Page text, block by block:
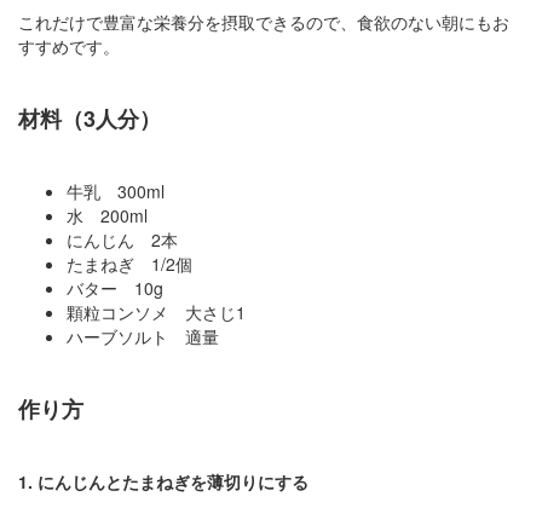
これだけで豊富な栄養分を摂取できるので、食欲のない朝にもお
すすめです。
材料（3人分）
牛乳 300ml
水 200ml
にんじん 2本
たまねぎ 1/2個
バター 10g
顆粒コンソメ 大さじ1
ハーブソルト 適量
作り方
1. にんじんとたまねぎを薄切りにする